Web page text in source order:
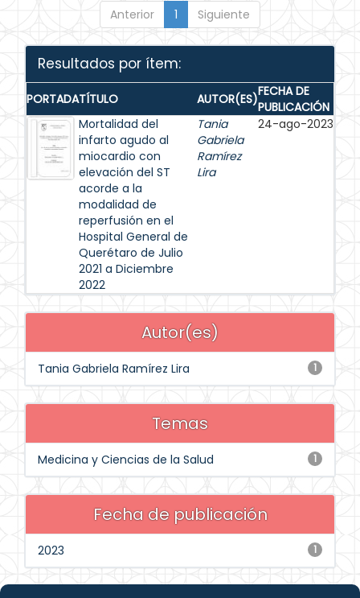
Anterior 1 Siguiente
Resultados por ítem:
PORTADATÍTULO AUTOR(ES)FECHA DE
PUBLICACIÓN
Mortalidad del
infarto agudo al
miocardio con
elevación del ST
acorde a la
modalidad de
reperfusión en el
Hospital General de
Querétaro de Julio
2021 a Diciembre
2022
Tania
Gabriela
Ramírez
Lira
24-ago-2023
Autor(es)
1
Tania Gabriela Ramírez Lira
Temas
1
Medicina y Ciencias de la Salud
Fecha de publicación
1
2023